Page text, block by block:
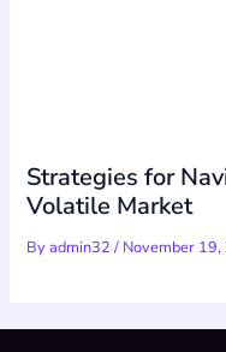
Strategies for
Volatile Market
Byadmin32/ November